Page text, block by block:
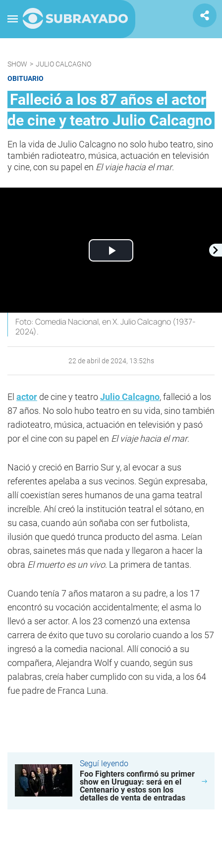
SHOW > JULIO CALCAGNO
OBITUARIO
Falleció a los 87 años el actor
de cine y teatro Julio Calcagno
En la vida de Julio Calcagno no solo hubo teatro, sino
también radioteatro, música, actuación en televisión
y cine, con su papel en El viaje hacia el mar.
Play
Foto: Comedia Nacional, en X. Julio Calcagno (1937-
2024).
22 de abril de 2024, 13:52hs
El actor de cine y teatroJulio Calcagno, falleció a los
87 años. No solo hubo teatro en su vida, sino también
radioteatro, música, actuación en televisión y pasó
por el cine con su papel en El viaje hacia el mar.
Nació y creció en Barrio Sur y, al evocar a sus
referentes apelaba a sus vecinos. Según expresaba,
allí coexistían seres humanos de una gama teatral
increíble. Ahí creó la institución teatral el sótano, en
su casa, cuando aún soñaba con ser futbolista,
ilusión que quedó trunca producto del asma. Leían
obras, sainetes más que nada y llegaron a hacer la
obra El muerto es un vivo. La primera de tantas.
Cuando tenía 7 años mataron a su padre, a los 17
encontró su vocación accidentalmente; el asma lo
llevó a ser actor. A los 23 comenzó una extensa
carrera de éxito que tuvo su corolario cuando a los 57
ingresó a la comedia nacional. Allí conoció a su
compañera, Alejandra Wolf y cuando, según sus
palabras, creía haber cumplido con su vida, a los 64
fue padre de Franca Luna.
Seguí leyendo
Foo Fighters confirmó su primer
show en Uruguay: será en el
Centenario y estos son los
detalles de venta de entradas